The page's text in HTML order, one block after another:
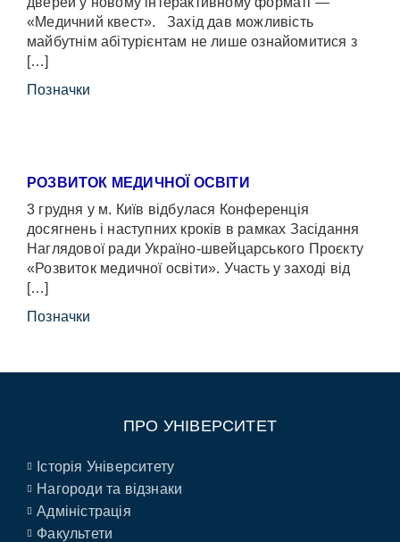
«Медичний квест». Захід дав можливість
майбутнім абітурієнтам не лише ознайомитися з
[…]
Позначки
РОЗВИТОК МЕДИЧНОЇ ОСВІТИ
3 грудня у м. Київ відбулася Конференція
досягнень і наступних кроків в рамках Засідання
Наглядової ради Україно-швейцарського Проєкту
«Розвиток медичної освіти». Участь у заході від
[…]
Позначки
ПРО УНІВЕРСИТЕТ
Історія Університету
Нагороди та відзнаки
Адміністрація
Факультети